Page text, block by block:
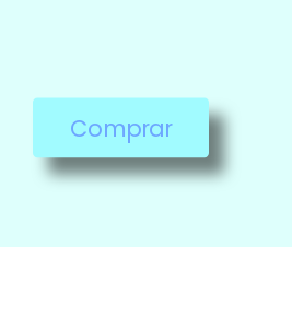
Comprar
Cookies de
estadísticas